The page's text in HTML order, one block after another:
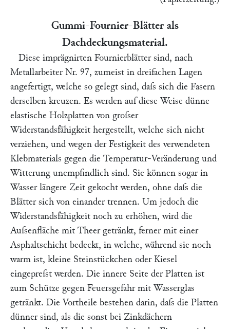
Gummi-Fournier-Blätter als
Dachdeckungsmaterial.
Diese imprägnirten Fournierblätter sind, nach
MetallarbeiterNr. 97, zumeist in dreifachen Lagen
angefertigt, welche so gelegt sind, daſs sich die Fasern
derselben kreuzen. Es werden auf diese Weise dünne
elastische Holzplatten von groſser
Widerstandsfähigkeit hergestellt, welche sich nicht
verziehen, und wegen der Festigkeit des verwendeten
Klebmaterials gegen die Temperatur-Veränderung und
Witterung unempfindlich sind. Sie können sogar in
Wasser längere Zeit gekocht werden, ohne daſs die
Blätter sich von einander trennen. Um jedoch die
Widerstandsfähigkeit noch zu erhöhen, wird die
Auſsenfläche mit Theer getränkt, ferner mit einer
Asphaltschicht bedeckt, in welche, während sie noch
warm ist, kleine Steinstückchen oder Kiesel
eingepreſst werden. Die innere Seite der Platten ist
zum Schütze gegen Feuersgefahr mit Wasserglas
getränkt. Die Vortheile bestehen darin, daſs die Platten
dünner sind, als die sonst bei Zinkdächern